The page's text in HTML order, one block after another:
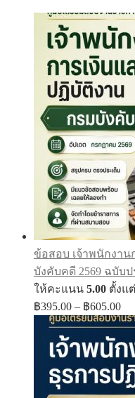
ข้อสอบ เจ้าพนักงา
บังคับคดี 2569 ฉบับ
ให้คะแนน 5.00 ตั้งแ
฿395.00 – ฿605.00
฿
฿